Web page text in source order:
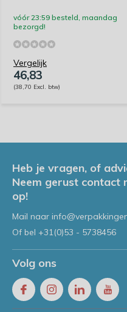
vóór 23:59 besteld, maandag
bezorgd!
Vergelijk
46,83
(38,70 Excl. btw)
Heb je vragen, of
Neem gerust contact
op!
Mail naar
Of bel +31(0)53 - 5738456
Volg ons